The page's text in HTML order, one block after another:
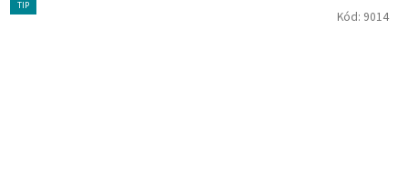
TIP
Kód: 9014